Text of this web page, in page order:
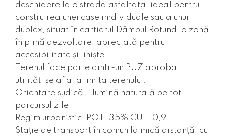
deschidere la o strada asfaltata, ideal pentru
construirea unei case imdividuale sau a unui
duplex, situat în cartierul Dâmbul Rotund, o zonă
în plină dezvoltare, apreciată pentru
accesibilitate și liniște.
Terenul face parte dintr-un PUZ aprobat,
utilități se afla la limita terenului.
Orientare sudică – lumină naturală pe tot
parcursul zilei
Regim urbanistic: POT: 35% CUT: 0,9
Stație de transport în comun la mică distanță, cu